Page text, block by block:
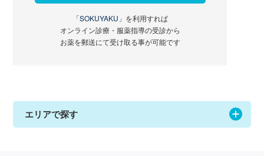
「SOKUYAKU」 を利用すれば
オンライン診療・服薬指導の受診から
お薬を郵送にて受け取る事が可能です
エリアで探す